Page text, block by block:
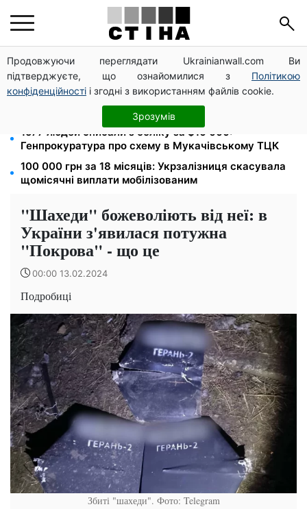
Продовжуючи переглядати Ukrainianwall.com Ви
підтверджуєте, що ознайомилися з Політикою
конфіденційності і згодні з використанням файлів cookie.
Зрозумів
172 940 грн захистять житло від арешту за
комуналку: з жовтня поріг — 432 тисячі
8 451 грн замість пакунка малюка: Пенсійний фонд
пояснив, як отримати гроші
1577 людей списали з обліку за $10 000:
Генпрокуратура про схему в Мукачівському ТЦК
100 000 грн за 18 місяців: Укрзалізниця скасувала
щомісячні виплати мобілізованим
"Шахеди" божеволіють від неї: в
України з'явилася потужна
"Покрова" - що це
00:00 13.02.2024
Подробиці
Збиті "шахеди". Фото: Telegram